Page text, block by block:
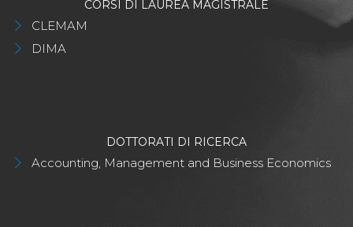
CORSI DI LAUREA MAGISTRALE
CLEMAM
DIMA
DOTTORATI DI RICERCA
Accounting, Management and Business Economics